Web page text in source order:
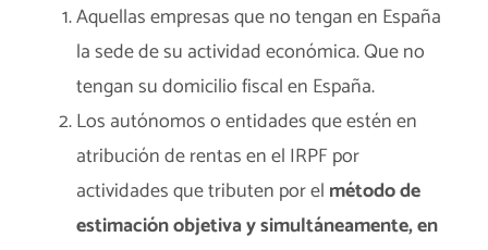
Aquellas empresas que no tengan en España
la sede de su actividad económica. Que no
tengan su domicilio fiscal en España.
Los autónomos o entidades que estén en
atribución de rentas en el IRPF por
actividades que tributen por el método de
estimación objetiva y simultáneamente, en